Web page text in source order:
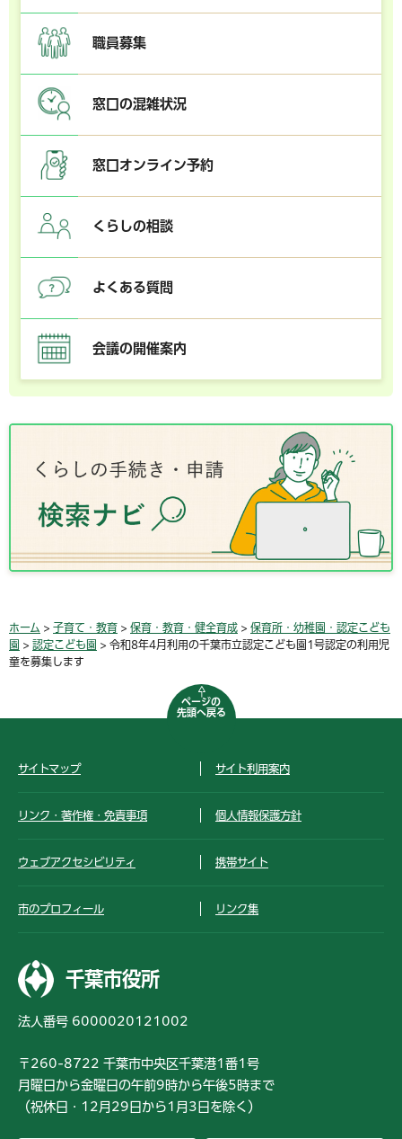
職員募集
窓口の混雑状況
窓口オンライン予約
くらしの相談
よくある質問
会議の開催案内
ホーム > 子育て・教育 > 保育・教育・健全育成 > 保育所・幼稚園・認定こども
園 > 認定こども園 > 令和8年4月利用の千葉市立認定こども園1号認定の利用児
童を募集します
ページの
先頭へ戻る
サイトマップ サイト利用案内
リンク・著作権・免責事項 個人情報保護方針
ウェブアクセシビリティ 携帯サイト
市のプロフィール リンク集
千葉市役所
法人番号 6000020121002
〒260-8722 千葉市中央区千葉港1番1号
月曜日から金曜日の午前9時から午後5時まで
（祝休日・12月29日から1月3日を除く）